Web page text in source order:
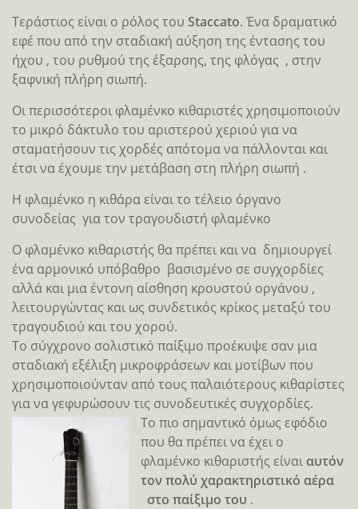
Τεράστιος είναι ο ρόλος του Staccato. Ένα δραματικό
εφέ που από την σταδιακή αύξηση της έντασης του
ήχου , του ρυθμού της έξαρσης, της φλόγας , στην
ξαφνική πλήρη σιωπή.
Οι περισσότεροι φλαμένκο κιθαριστές χρησιμοποιούν
το μικρό δάκτυλο του αριστερού χεριού για να
σταματήσουν τις χορδές απότομα να πάλλονται και
έτσι να έχουμε την μετάβαση στη πλήρη σιωπή .
Η φλαμένκο η κιθάρα είναι το τέλειο όργανο
συνοδείας για τον τραγουδιστή φλαμένκο
Ο φλαμένκο κιθαριστής θα πρέπει και να δημιουργεί
ένα αρμονικό υπόβαθρο βασισμένο σε συγχορδίες
αλλά και μια έντονη αίσθηση κρουστού οργάνου ,
λειτουργώντας και ως συνδετικός κρίκος μεταξύ του
τραγουδιού και του χορού.
Το σύγχρονο σολιστικό παίξιμο προέκυψε σαν μια
σταδιακή εξέλιξη μικροφράσεων και μοτίβων που
χρησιμοποιούνταν από τους παλαιότερους κιθαρίστες
για να γεφυρώσουν τις συνοδευτικές συγχορδίες.
Το πιο σημαντικό όμως εφόδιο
που θα πρέπει να έχει ο
φλαμένκο κιθαριστής είναι αυτόν
τον πολύ χαρακτηριστικό αέρα
στο παίξιμο του .